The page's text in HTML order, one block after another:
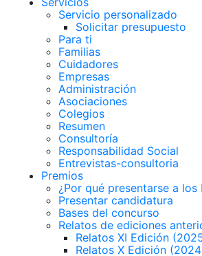
Servicio personalizado
Solicitar presupuesto
Para ti
Familias
Cuidadores
Empresas
Administración
Asociaciones
Colegios
Resumen
Consultoría
Responsabilidad Social
Entrevistas-consultoria
Premios
¿Por qué presentarse a los
Presentar candidatura
Bases del concurso
Relatos de ediciones
Relatos XI Edición
Relatos X Edición